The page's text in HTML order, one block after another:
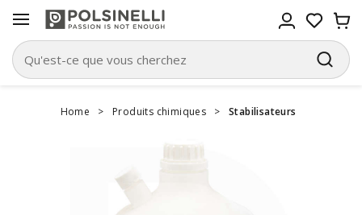
Home > Produits chimiques > Stabilisateurs